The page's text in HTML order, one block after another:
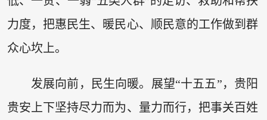
力度，把惠民生、暖民心、顺民意的工作做到群
众心坎上。
发展向前，民生向暖。展望“十五五”，贵阳
贵安上下坚持尽力而为、量力而行，把事关百姓